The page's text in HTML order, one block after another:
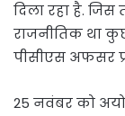
दिला रहा है.
राजनीतिक था
पीसीएस अफसर
25 नवंबर को